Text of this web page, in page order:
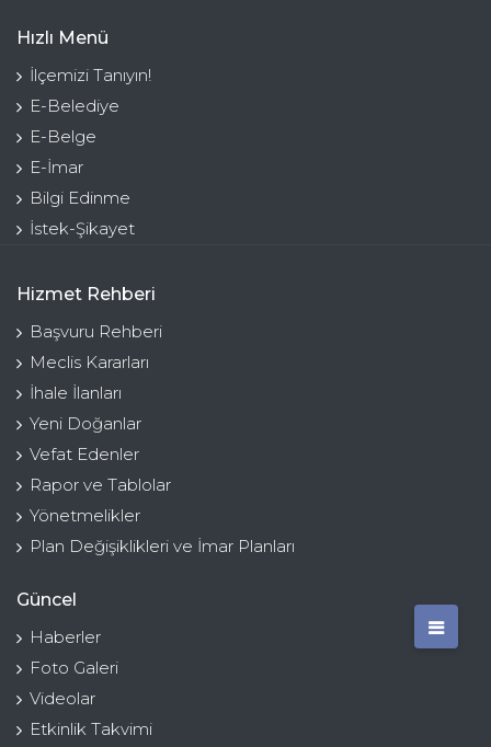
Hızlı Menü
İlçemizi Tanıyın!
E-Belediye
E-Belge
E-İmar
Bilgi Edinme
İstek-Şikayet
Hizmet Rehberi
Başvuru Rehberi
Meclis Kararları
İhale İlanları
Yeni Doğanlar
Vefat Edenler
Rapor ve Tablolar
Yönetmelikler
Plan Değişiklikleri ve İmar Planları
Güncel
Haberler
Foto Galeri
Videolar
Etkinlik Takvimi